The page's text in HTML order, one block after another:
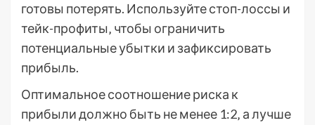
готовы потерять. Используйте стоп-лоссы и
тейк-профиты‚ чтобы ограничить
потенциальные убытки и зафиксировать
прибыль.
Оптимальное соотношение риска к
прибыли должно быть не менее 1:2‚ а лучше